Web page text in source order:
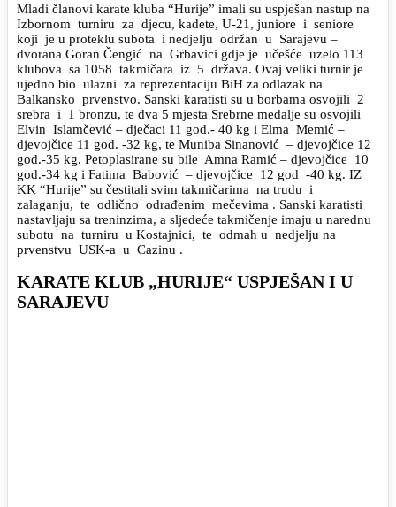
Mladi članovi karate kluba “Hurije” imali su uspješan nastup na
Izbornom turniru za djecu, kadete, U-21, juniore i seniore
koji je u proteklu subota i nedjelju održan u Sarajevu –
dvorana Goran Čengić na Grbavici gdje je učešće uzelo 113
klubova sa 1058 takmičara iz 5 država. Ovaj veliki turnir je
ujedno bio ulazni za reprezentaciju BiH za odlazak na
Balkansko prvenstvo. Sanski karatisti su u borbama osvojili 2
srebra i 1 bronzu, te dva 5 mjesta Srebrne medalje su osvojili
Elvin Islamčević – dječaci 11 god.- 40 kg i Elma Memić –
djevojčice 11 god. -32 kg, te Muniba Sinanović – djevojčice 12
god.-35 kg. Petoplasirane su bile Amna Ramić – djevojčice 10
god.-34 kg i Fatima Babović – djevojčice 12 god -40 kg. IZ
KK “Hurije” su čestitali svim takmičarima na trudu i
zalaganju, te odlično odrađenim mečevima . Sanski karatisti
nastavljaju sa treninzima, a sljedeće takmičenje imaju u narednu
subotu na turniru u Kostajnici, te odmah u nedjelju na
prvenstvu USK-a u Cazinu .
KARATE KLUB „HURIJE“ USPJEŠAN I U
SARAJEVU